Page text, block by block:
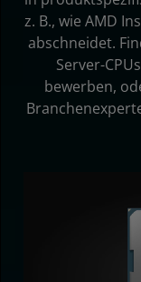
z. B., wie AMD
abschneidet.
Server-
bewerben,